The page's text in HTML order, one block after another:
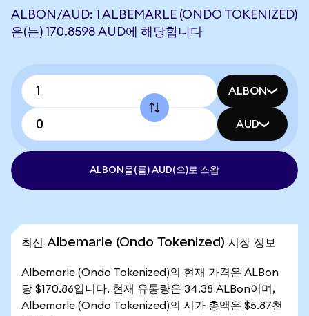
ALBON/AUD: 1 ALBEMARLE (ONDO TOKENIZED)
은(는) 170.8598 AUD에 해당합니다
ALBON
AUD
ALBON을(를) AUD(으)로 스왑
최신 Albemarle (Ondo Tokenized) 시장 정보
Albemarle (Ondo Tokenized)의 현재 가격은 ALBon
당 $170.86입니다. 현재 유통량은 34.38 ALBon이며,
Albemarle (Ondo Tokenized)의 시가 총액은 $5.87천